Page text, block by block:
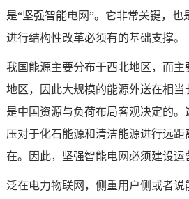
是“坚强智能电网”。它非常关键，也
进行结构性改革必须有的基础支撑。
我国能源主要分布于西北地区，而主
地区，因此大规模的能源外送在相
是中国资源与负荷布局客观决定的
压对于化石能源和清洁能源进行远
在。因此，坚强智能电网必须建设运
泛在电力物联网，侧重用户侧或者说